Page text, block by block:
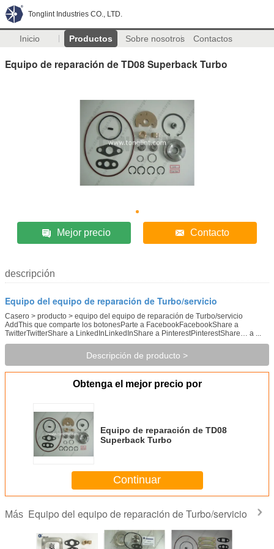
Tonglint Industries CO., LTD.
Inicio Productos Sobre nosotros Contactos
Equipo de reparación de TD08 Superback Turbo
Mejor precio Contacto
descripción
Equipo del equipo de reparación de Turbo/servicio
Casero > producto > equipo del equipo de reparación de Turbo/servicio
AddThis que comparte los botonesParte a FacebookFacebookShare a
TwitterTwitterShare a LinkedInLinkedInShare a PinterestPinterestShare… a ...
Descripción de producto >
Obtenga el mejor precio por
Equipo de reparación de TD08
Superback Turbo
Continuar
Más Equipo del equipo de reparación de Turbo/servicio